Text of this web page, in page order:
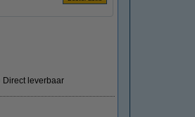
Direct leverbaar